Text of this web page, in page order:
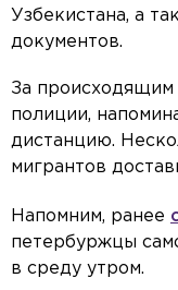
Узбекистана, а
документов.
За происходящим
полиции,
дистанцию.
мигрантов
Напомним, ранее
петербуржцы
в среду утром.